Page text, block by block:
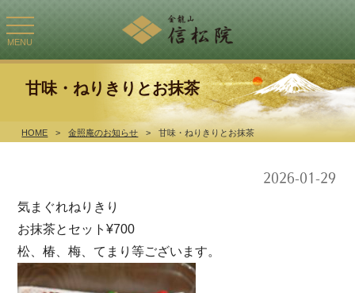
toggle
navigation
MENU
HOME > 金照庵のお知らせ > 甘味・ねりきりとお抹茶
甘味・ねりきりとお抹茶
2026-01-29
気まぐれねりきり
お抹茶とセット¥700
松、椿、梅、てまり等ございます。